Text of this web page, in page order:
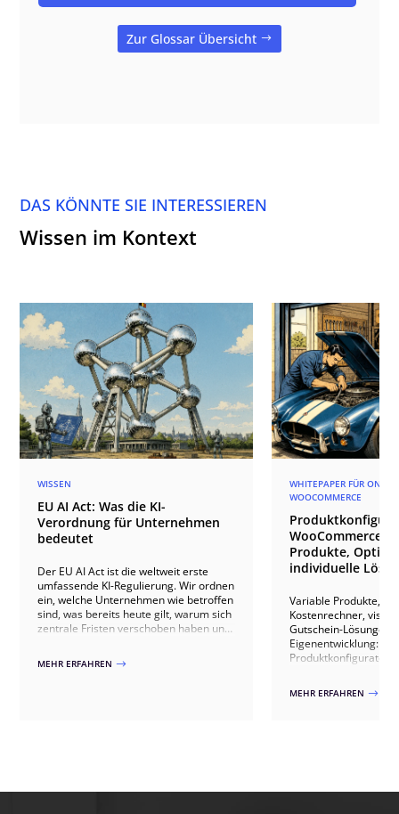
Zur Glossar Übersicht
DAS KÖNNTE SIE INTERESSIEREN
Wissen im Kontext
WISSEN
EU AI Act: Was die KI-
Verordnung für Unternehmen
bedeutet
Der EU AI Act ist die weltweit erste
umfassende KI-Regulierung. Wir ordnen
ein, welche Unternehmen wie betroffen
sind, was bereits heute gilt, warum sich
zentrale Fristen verschoben haben und
MEHR ERFAHREN $
WHITEPAPER FÜR
WOOCOMMERCE
WooCommerce:
Produkte,
individuelle
Variable Produkte,
Kostenrechner,
Gutschein-Lösungen
Eigenentwicklung:
MEHR ERFAHREN $